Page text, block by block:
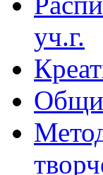
уч.г.